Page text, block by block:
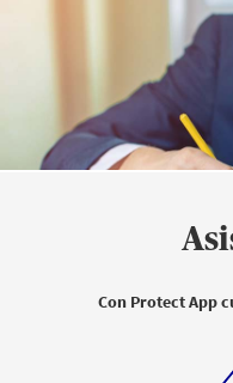
Con Protect App